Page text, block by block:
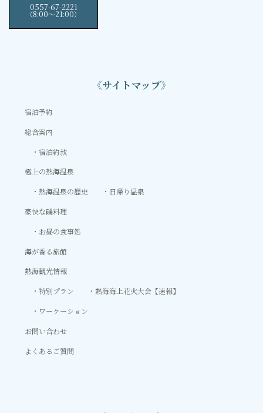
0557-67-2221
（8:00〜21:00）
《サイトマップ》
宿泊予約
総合案内
宿泊約款
極上の熱海温泉
熱海温泉の歴史
日帰り温泉
豪快な磯料理
お昼の食事処
海が香る旅館
熱海観光情報
特別プラン
熱海海上花火大会【速報】
ワーケーション
お問い合わせ
よくあるご質問